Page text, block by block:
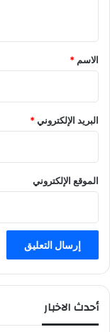
*
الاسم *
البريد الإلكتروني*
الموقع الإلكتروني
أحدث الاخبار